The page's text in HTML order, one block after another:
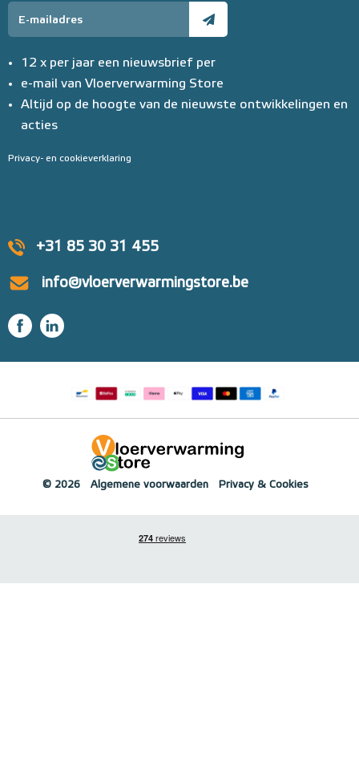
+31 85 30 31 455
info@vloerverwarmingstore.be
12 x per jaar een nieuwsbrief per
e-mail van Vloerverwarming Store
Altijd op de hoogte van de nieuwste ontwikkelingen en
acties
Privacy- en cookieverklaring
© 2026 Algemene voorwaarden Privacy & Cookies